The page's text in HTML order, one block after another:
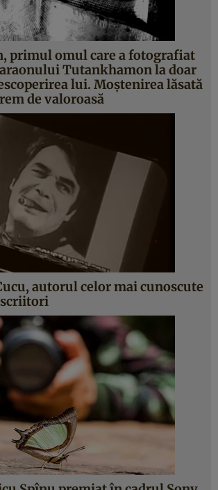
primul omul care a fotografiat
Tutankhamon la doar
lui. Moştenirea lăsată
de valoroasă
autorul celor mai cunoscute